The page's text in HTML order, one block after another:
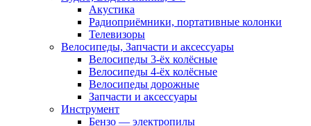
Акустика
Радиоприёмники, портативные колонки
Телевизоры
Велосипеды, Запчасти и аксессуары
Велосипеды 3-ёх колёсные
Велосипеды 4-ёх колёсные
Велосипеды дорожные
Запчасти и аксессуары
Инструмент
Бензо — электропилы